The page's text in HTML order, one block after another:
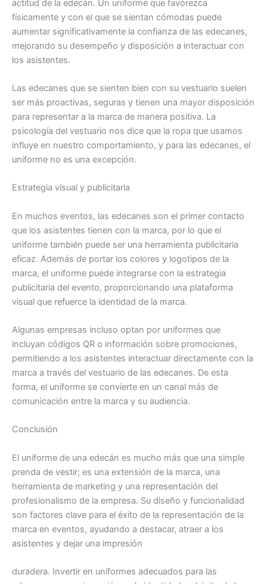
actitud de la edecán. Un uniforme que favorezca
físicamente y con el que se sientan cómodas puede
aumentar significativamente la confianza de las edecanes,
mejorando su desempeño y disposición a interactuar con
los asistentes.
Las edecanes que se sienten bien con su vestuario suelen
ser más proactivas, seguras y tienen una mayor disposición
para representar a la marca de manera positiva. La
psicología del vestuario nos dice que la ropa que usamos
influye en nuestro comportamiento, y para las edecanes, el
uniforme no es una excepción.
Estrategia visual y publicitaria
En muchos eventos, las edecanes son el primer contacto
que los asistentes tienen con la marca, por lo que el
uniforme también puede ser una herramienta publicitaria
eficaz. Además de portar los colores y logotipos de la
marca, el uniforme puede integrarse con la estrategia
publicitaria del evento, proporcionando una plataforma
visual que refuerce la identidad de la marca.
Algunas empresas incluso optan por uniformes que
incluyan códigos QR o información sobre promociones,
permitiendo a los asistentes interactuar directamente con la
marca a través del vestuario de las edecanes. De esta
forma, el uniforme se convierte en un canal más de
comunicación entre la marca y su audiencia.
Conclusión
El uniforme de una edecán es mucho más que una simple
prenda de vestir; es una extensión de la marca, una
herramienta de marketing y una representación del
profesionalismo de la empresa. Su diseño y funcionalidad
son factores clave para el éxito de la representación de la
marca en eventos, ayudando a destacar, atraer a los
asistentes y dejar una impresión
duradera. Invertir en uniformes adecuados para las